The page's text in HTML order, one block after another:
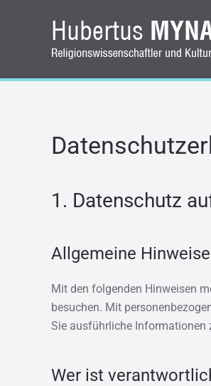
Zum Hauptinhalt springen
1. Datenschutz
Allgemeine Hinweise
Mit den folgenden Hinweisen
besuchen. Mit
Sie ausführliche Informationen
Wer ist